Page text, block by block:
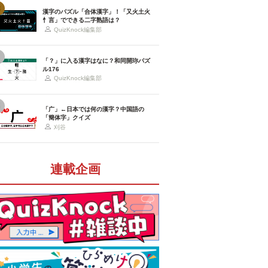
漢字のパズル「合体漢字」！「又火土火
忄言」でできる二字熟語は？
QuizKnock編集部
「？」に入る漢字はなに？和同開珎パズ
ル176
QuizKnock編集部
「广」←日本では何の漢字？中国語の
「簡体字」クイズ
刈谷
連載企画